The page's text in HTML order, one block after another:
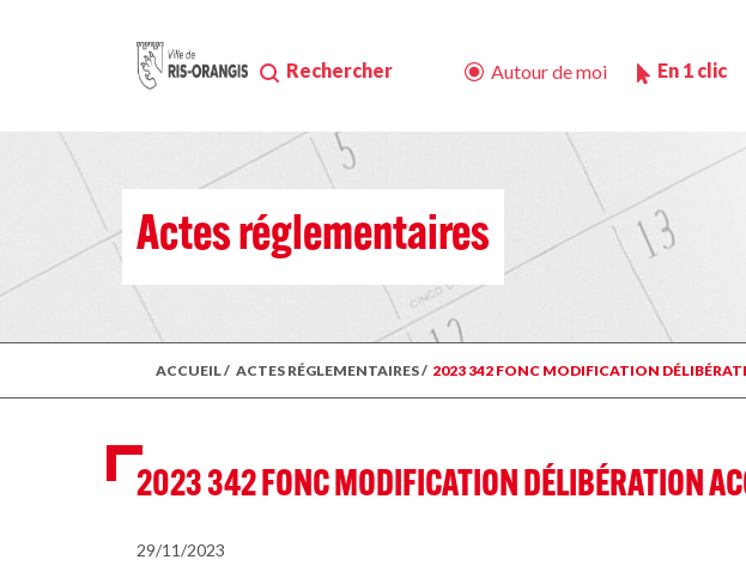
Rechercher Autour de moi En 1 clic
Actes réglementaires
ACCUEIL/ ACTES RÉGLEMENTAIRES/ 2023 342 FONC MODIFICATION
2023 342 FONC MODIFICATION DÉLIBÉRATION
29/11/2023